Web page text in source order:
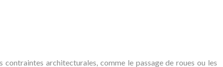
architecturales, comme le passage de roues ou les